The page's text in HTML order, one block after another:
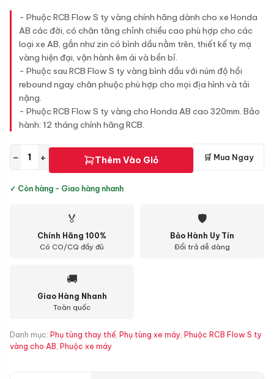
- Phuộc RCB Flow S ty vàng chính hãng dành cho xe Honda
AB các đời, có chân tăng chỉnh chiều cao phù hợp cho các
loại xe AB, gắn như zin có bình dầu nằm trên, thiết kế ty mạ
vàng hiện đại, vận hành êm ái và bền bỉ.
- Phuộc sau RCB Flow S ty vàng bình dầu với núm độ hồi
rebound ngay chân phuộc phù hợp cho mọi địa hình và tải
nặng.
- Phuộc RCB Flow S ty vàng cho Honda AB cao 320mm. Bảo
hành: 12 tháng chính hãng RCB.
− + Thêm Vào Giỏ 🛒 Mua Ngay
✓ Còn hàng - Giao hàng nhanh
🏅
Chính Hãng 100%
Có CO/CQ đầy đủ
🛡
Bảo Hành Uy Tín
Đổi trả dễ dàng
🚚
Giao Hàng Nhanh
Toàn quốc
Danh mục: Phụ tùng thay thế, Phụ tùng xe máy, Phuộc RCB Flow S ty
vàng cho AB, Phuộc xe máy